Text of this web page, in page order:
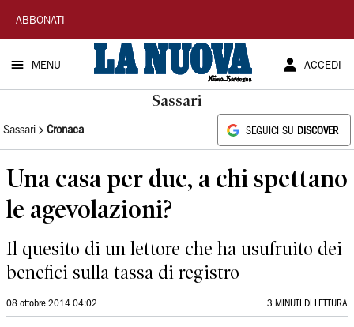
La
Nuova
Sardegna
ABBONATI
MENU ACCEDI
Sassari
Sassari Cronaca SEGUICI SU DISCOVER
Una casa per due, a chi spettano
le agevolazioni?
Il quesito di un lettore che ha usufruito dei
benefici sulla tassa di registro
08 ottobre 2014 04:02 3 MINUTI DI LETTURA